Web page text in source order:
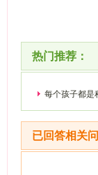
热门推荐：
每个孩子都是
已回答相关问